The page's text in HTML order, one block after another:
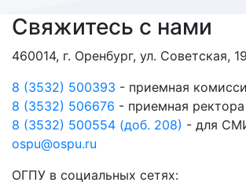
Свяжитесь с нами
460014, г. Оренбург, ул. Советская, 19
8 (3532) 500393 - приемная
8 (3532) 506676 - приемная ректора
8 (3532) 500554 (доб. 208) - для
ospu@ospu.ru
ОГПУ в социальных сетях: